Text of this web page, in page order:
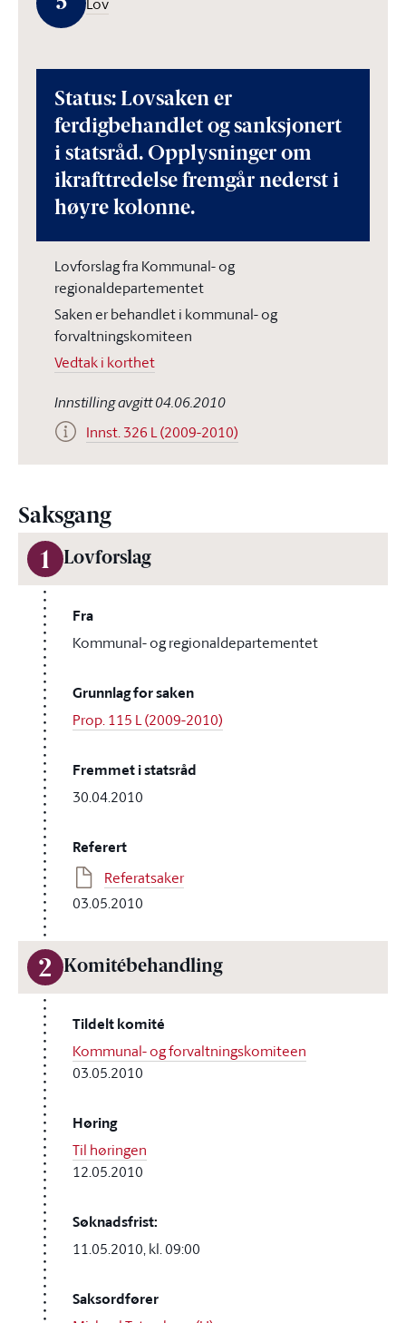
Status: Lovsaken er
ferdigbehandlet og sanksjonert
i statsråd. Opplysninger om
ikrafttredelse fremgår nederst i
høyre kolonne.
Lovforslag fra Kommunal- og
regionaldepartementet
Saken er behandlet i kommunal- og
forvaltningskomiteen
Vedtak i korthet
Innstilling avgitt 04.06.2010
Innst. 326 L (2009-2010)
Saksgang
1 Lovforslag
Fra
Kommunal- og regionaldepartementet
Grunnlag for saken
Prop. 115 L (2009-2010)
Fremmet i statsråd
30.04.2010
Referert
Referatsaker
03.05.2010
2 Komitébehandling
Tildelt komité
Kommunal- og forvaltningskomiteen
03.05.2010
Høring
Til høringen
12.05.2010
Søknadsfrist:
11.05.2010, kl. 09:00
Saksordfører